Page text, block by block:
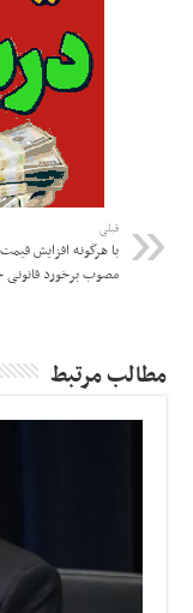
قبلی
با هرگونه افزایش
مصوب برخورد
مطالب مرتبط